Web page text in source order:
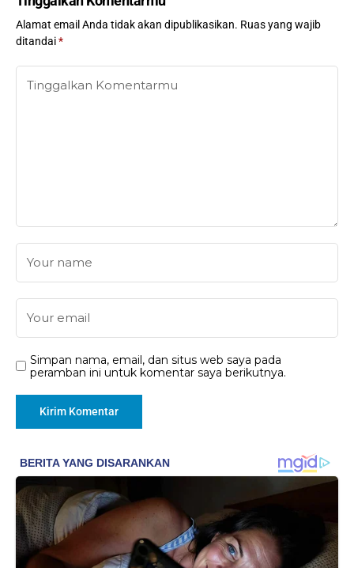
Alamat email Anda tidak akan dipublikasikan. Ruas yang wajib
ditandai*
Simpan nama, email, dan situs web saya pada
peramban ini untuk komentar saya berikutnya.